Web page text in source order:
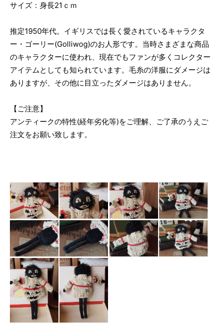
サイズ：身長21ｃｍ
推定1950年代。イギリスでは長く愛されているキャラクタ
ー・ゴーリー(Golliwog)のお人形です。当時さまざまな商品
のキャラクターに使われ、現在でもファンが多くコレクター
アイテムとしても知られています。毛糸の洋服にダメージは
ありますが、その他に目立ったダメージはありません。
【ご注意】
アンティークの特性(経年劣化等)をご理解、ご了承のうえご
注文をお願い致します。